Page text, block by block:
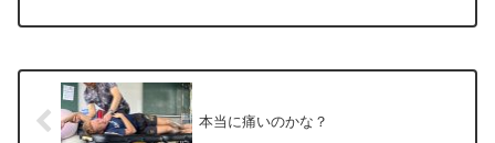
本当に痛いのかな？